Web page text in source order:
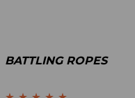
BATTLING ROPES